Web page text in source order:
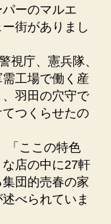
ーのマルエ
街がありまし
視庁、憲兵隊、
工場で働く産
羽田の穴守で
つくらせたの
「ここの特色
店の中に27軒
団的売春の家
べられていま